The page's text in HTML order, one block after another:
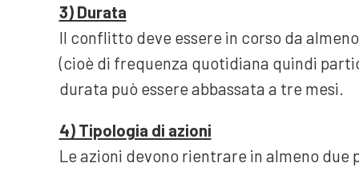
3) Durata
Il conflitto deve essere in corso da
(cioè di frequenza quotidiana quindi
durata può essere abbassata a tre mesi.
4) Tipologia di azioni
Le azioni devono rientrare in almeno